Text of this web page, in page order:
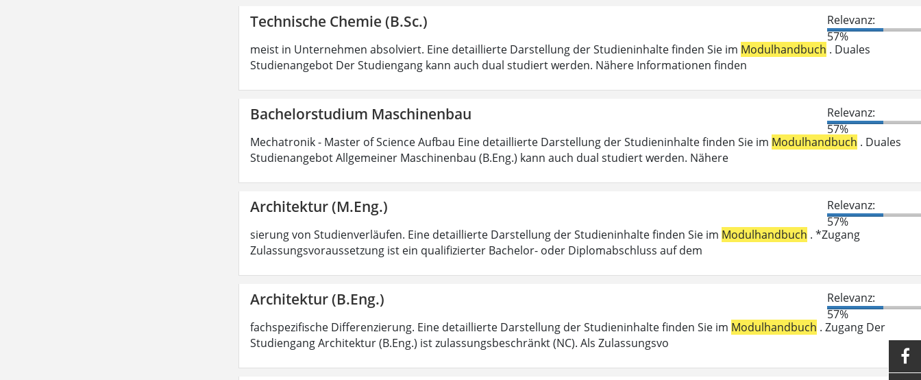
Technische Chemie (B.Sc.)
Relevanz:
57%
meist in Unternehmen absolviert. Eine detaillierte Darstellung der Studieninhalte finden Sie im Modulhandbuch . Duales
Studienangebot Der Studiengang kann auch dual studiert werden. Nähere Informationen finden
Bachelorstudium Maschinenbau
Relevanz:
57%
Mechatronik - Master of Science Aufbau Eine detaillierte Darstellung der Studieninhalte finden Sie im Modulhandbuch . Duales
Studienangebot Allgemeiner Maschinenbau (B.Eng.) kann auch dual studiert werden. Nähere
Architektur (M.Eng.)
Relevanz:
57%
sierung von Studienverläufen. Eine detaillierte Darstellung der Studieninhalte finden Sie im Modulhandbuch . *Zugang
Zulassungsvoraussetzung ist ein qualifizierter Bachelor- oder Diplomabschluss auf dem
Architektur (B.Eng.)
Relevanz:
57%
fachspezifische Differenzierung. Eine detaillierte Darstellung der Studieninhalte finden Sie im Modulhandbuch . Zugang Der
Studiengang Architektur (B.Eng.) ist zulassungsbeschränkt (NC). Als Zulassungsvo
